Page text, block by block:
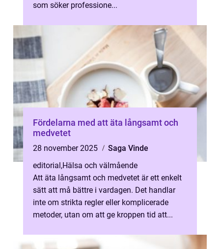
som söker professione...
Fördelarna med att äta långsamt och
medvetet
28 november 2025
Saga Vinde
editorial,Hälsa och välmående
Att äta långsamt och medvetet är ett enkelt
sätt att må bättre i vardagen. Det handlar
inte om strikta regler eller komplicerade
metoder, utan om att ge kroppen tid att...